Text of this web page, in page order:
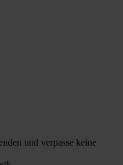
und verpasse keine